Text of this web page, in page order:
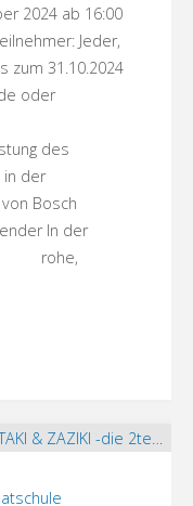
2024 ab 16:00
Jeder,
zum 31.10.2024
oder
des
der
Bosch
In der
rohe,